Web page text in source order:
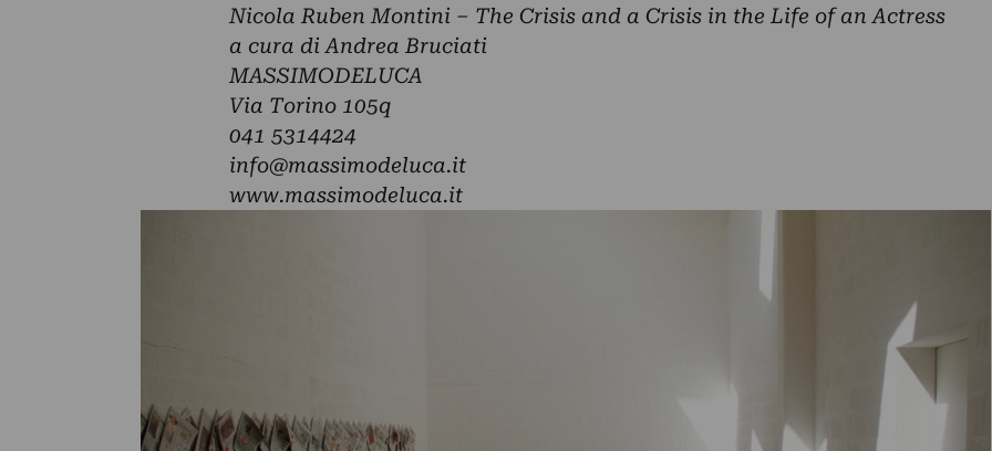
Nicola Ruben Montini – The Crisis and a Crisis in the Life of an Actress
a cura di Andrea Bruciati
MASSIMODELUCA
Via Torino 105q
041 5314424
info@massimodeluca.it
www.massimodeluca.it